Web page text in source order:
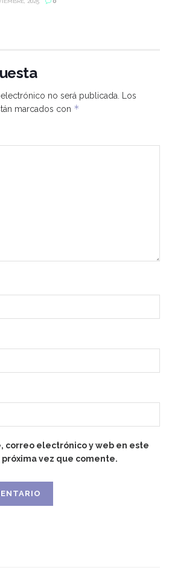
no será publicada.
Los
marcados con *
correo electrónico y web en este
vez que comente.